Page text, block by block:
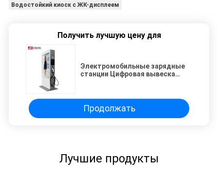
Водостойкий киоск с ЖК-дисплеем
Получить лучшую цену для
Электромобильные зарядные
станции Цифровая вывеска
панель
Продолжать
Лучшие продукты